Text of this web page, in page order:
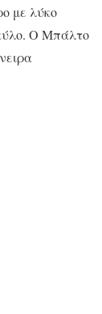
με λύκο
Ο Μπάλτο